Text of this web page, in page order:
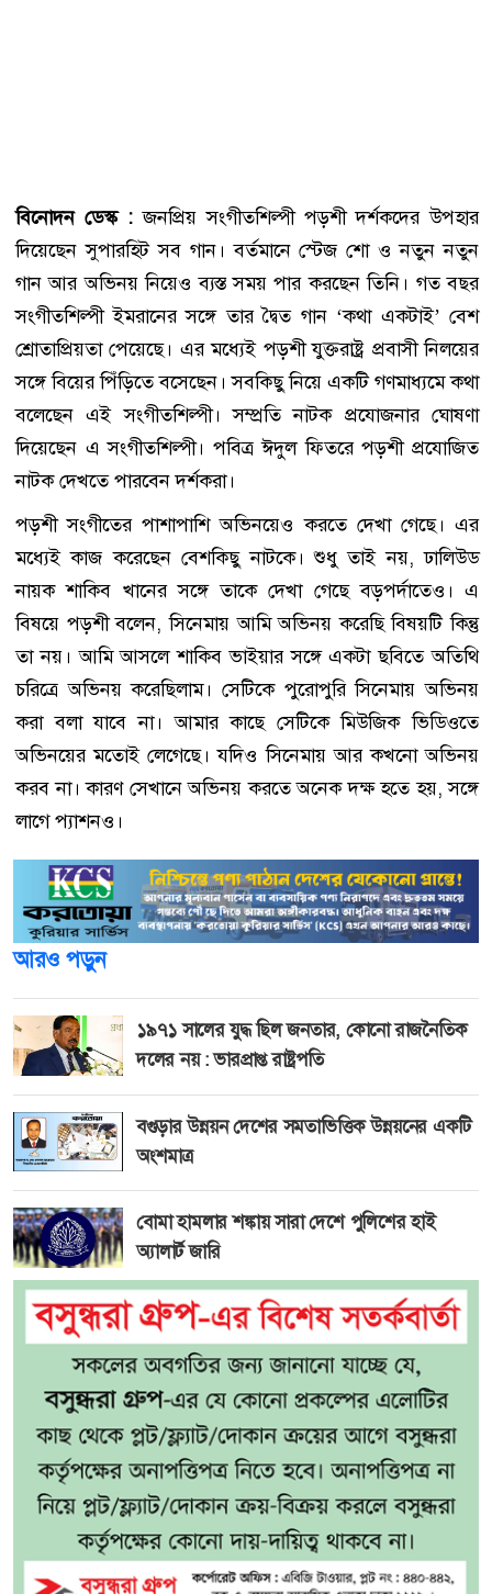
বিনোদন ডেস্ক :জনপ্রিয় সংগীতশিল্পী পড়শী দর্শকদের উপহার
দিয়েছেন সুপারহিট সব গান। বর্তমানে স্টেজ শো ও নতুন নতুন
গান আর অভিনয় নিয়েও ব্যস্ত সময় পার করছেন তিনি। গত বছর
সংগীতশিল্পী ইমরানের সঙ্গে তার দ্বৈত গান ‘কথা একটাই’ বেশ
শ্রোতাপ্রিয়তা পেয়েছে। এর মধ্যেই পড়শী যুক্তরাষ্ট্র প্রবাসী নিলয়ের
সঙ্গে বিয়ের পিঁড়িতে বসেছেন। সবকিছু নিয়ে একটি গণমাধ্যমে কথা
বলেছেন এই সংগীতশিল্পী। সম্প্রতি নাটক প্রযোজনার ঘোষণা
দিয়েছেন এ সংগীতশিল্পী। পবিত্র ঈদুল ফিতরে পড়শী প্রযোজিত
নাটক দেখতে পারবেন দর্শকরা।
পড়শী সংগীতের পাশাপাশি অভিনয়েও করতে দেখা গেছে। এর
মধ্যেই কাজ করেছেন বেশকিছু নাটকে। শুধু তাই নয়, ঢালিউড
নায়ক শাকিব খানের সঙ্গে তাকে দেখা গেছে বড়পর্দাতেও। এ
বিষয়ে পড়শী বলেন, সিনেমায় আমি অভিনয় করেছি বিষয়টি কিন্তু
তা নয়। আমি আসলে শাকিব ভাইয়ার সঙ্গে একটা ছবিতে অতিথি
চরিত্রে অভিনয় করেছিলাম। সেটিকে পুরোপুরি সিনেমায় অভিনয়
করা বলা যাবে না। আমার কাছে সেটিকে মিউজিক ভিডিওতে
অভিনয়ের মতোই লেগেছে। যদিও সিনেমায় আর কখনো অভিনয়
করব না। কারণ সেখানে অভিনয় করতে অনেক দক্ষ হতে হয়, সঙ্গে
লাগে প্যাশনও।
আরও পড়ুন
১৯৭১ সালের যুদ্ধ ছিল জনতার, কোনো রাজনৈতিক
দলের নয় : ভারপ্রাপ্ত রাষ্ট্রপতি
বগুড়ার উন্নয়ন দেশের সমতাভিত্তিক উন্নয়নের একটি
অংশমাত্র
বোমা হামলার শঙ্কায় সারা দেশে পুলিশের হাই
অ্যালার্ট জারি